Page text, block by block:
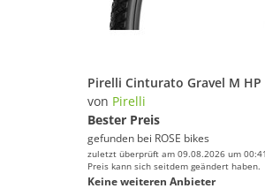
von Pirelli
Bester Preis
gefunden bei ROSE bikes
zuletzt überprüft am 09.08.2026 um
Preis kann sich seitdem geändert haben.
Keine weiteren Anbieter